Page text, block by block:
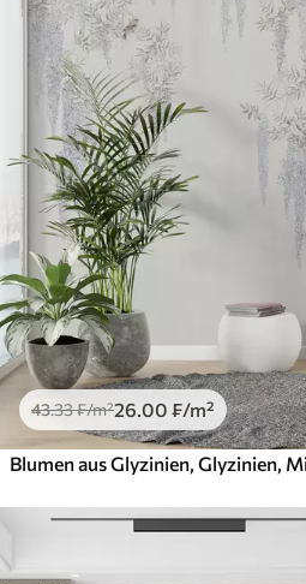
43.33₣/m²26 .00 ₣/m²